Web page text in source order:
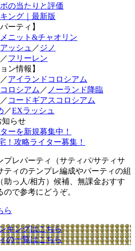
の当たりと評価
ング｜最新版
ーティ】
メニット&チャオリン
アッシュ ／ ジノ
／フリーレン
ン情報】
／アイランドコロシアム
ロシアム ／ ノーランド降臨
／ コードギアスコロシアム
／EXラッシュ
知らせ
ーを新規募集中！
！攻略ライター募集！
プレパーティ（サティパ/サティサ
ティのテンプレ編成やパーティの組
助っ人/相方）候補、無課金おすす
で参考にどうぞ。
ら
キングはこちら
の一覧はこちら